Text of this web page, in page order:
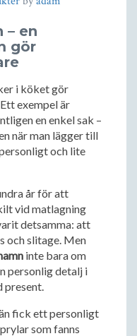
– en
gör
i köket gör
exempel är
en enkel sak –
när man lägger till
och lite
år för att
vid matlagning
detsamma: att
och slitage. Men
inte bara om
personlig detalj i
fick ett personligt
som fanns